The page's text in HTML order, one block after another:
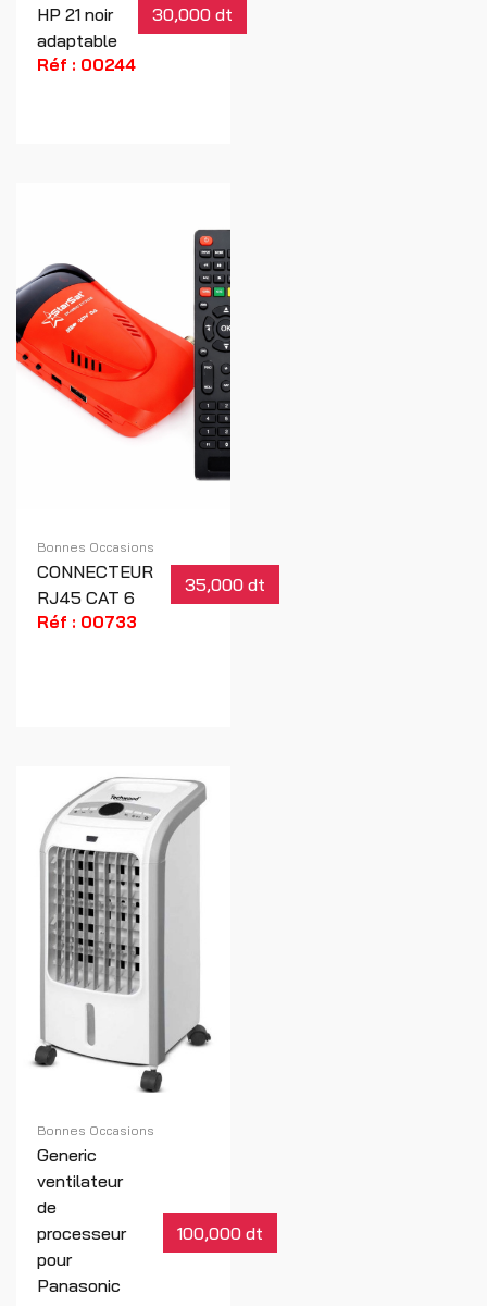
HP 21 noir
adaptable
30,000 dt
Réf : 00244
Bonnes Occasions
CONNECTEUR
RJ45 CAT 6
35,000 dt
Réf : 00733
Bonnes Occasions
Generic
ventilateur
de
processeur
pour
Panasonic
100,000 dt